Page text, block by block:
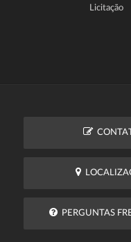
Licitação
PERGUNTAS